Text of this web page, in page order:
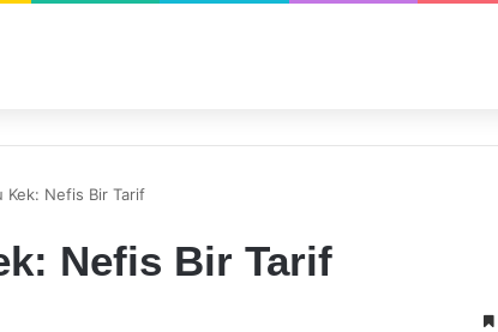
Kek: Nefis Bir Tarif
Nefis Bir Tarif